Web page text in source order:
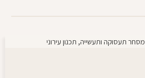
מסחר תעסוקה ותעשייה, תכנון עירוני